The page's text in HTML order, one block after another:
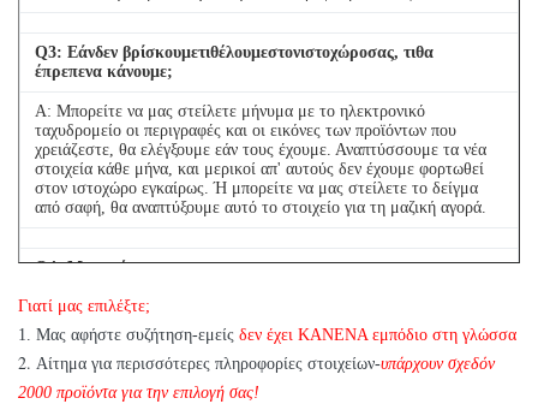
Q3: Εάνδεν βρίσκουμετιθέλουμεστονιστοχώροσας, τιθα
έπρεπενα κάνουμε;
Α: Μπορείτε να μας στείλετε μήνυμα με το ηλεκτρονικό
ταχυδρομείο οι περιγραφές και οι εικόνες των προϊόντων που
χρειάζεστε, θα ελέγξουμε εάν τους έχουμε. Αναπτύσσουμε τα νέα
στοιχεία κάθε μήνα, και μερικοί απ' αυτούς δεν έχουμε φορτωθεί
στον ιστοχώρο εγκαίρως. Ή μπορείτε να μας στείλετε το δείγμα
από σαφή, θα αναπτύξουμε αυτό το στοιχείο για τη μαζική αγορά.
Q4: Μπορούμενα
Α: Ναι, είμαστε ευτυχείς να στείλουμε 1pc για την ποιότητα που
εξετάζει εάν έχουμε το στοιχείο που χρειάζεστε στο απόθεμα
Γιατί μας επιλέξτε;
1. Μας αφήστε συζήτηση-εμείς δεν έχει ΚΑΝΕΝΑ εμπόδιο στη γλώσσα
2. Αίτημα για περισσότερες πληροφορίες στοιχείων-υπάρχουν σχεδόν
2000 προϊόντα για την επιλογή σας!